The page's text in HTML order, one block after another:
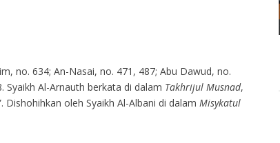
no. 634; An-Nasai, no. 471, 487; Abu Dawud, no.
Syaikh Al-Arnauth berkata di dalam Takhrijul Musnad,
oleh Syaikh Al-Albani di dalam Misykatul